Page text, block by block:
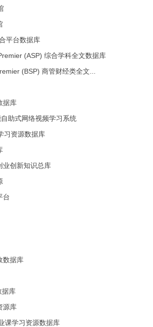
平台数据库
(ASP) 综合学科全文数据库
(BSP) 商管财经类全文...
据库
助式网络视频学习系统
习资源数据库
业创新知识总库
台
数据库
据库
源库
课学习资源数据库